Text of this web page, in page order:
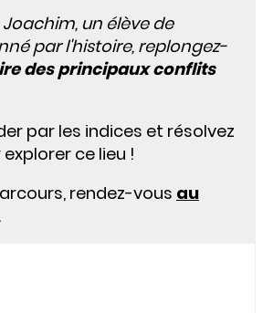
un élève de
par l'histoire, replongez-
des principaux conflits
par les indices et résolvez
ce lieu !
rendez-vous au
.